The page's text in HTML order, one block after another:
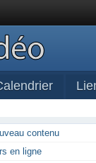
contenu
en ligne